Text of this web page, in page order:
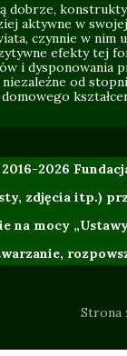
dobrze,
aktywne w
czynnie w nim
efekty tej
i dysponowania
od
2026
zdjęcia itp.)
na mocy
Strona